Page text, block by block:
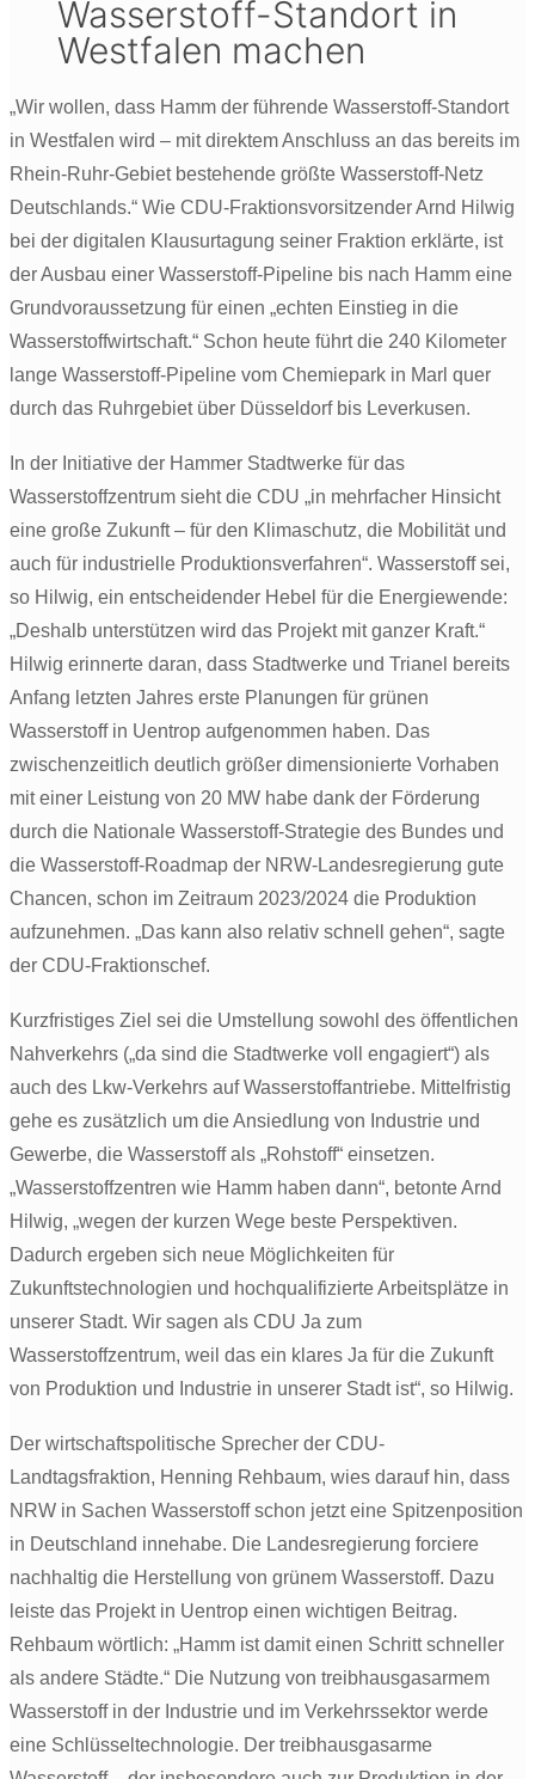
Wasserstoff-Standort in
Westfalen machen
„Wir wollen, dass Hamm der führende Wasserstoff-Standort
in Westfalen wird – mit direktem Anschluss an das bereits im
Rhein-Ruhr-Gebiet bestehende größte Wasserstoff-Netz
Deutschlands.“ Wie CDU-Fraktionsvorsitzender Arnd Hilwig
bei der digitalen Klausurtagung seiner Fraktion erklärte, ist
der Ausbau einer Wasserstoff-Pipeline bis nach Hamm eine
Grundvoraussetzung für einen „echten Einstieg in die
Wasserstoffwirtschaft.“ Schon heute führt die 240 Kilometer
lange Wasserstoff-Pipeline vom Chemiepark in Marl quer
durch das Ruhrgebiet über Düsseldorf bis Leverkusen.
In der Initiative der Hammer Stadtwerke für das
Wasserstoffzentrum sieht die CDU „in mehrfacher Hinsicht
eine große Zukunft – für den Klimaschutz, die Mobilität und
auch für industrielle Produktionsverfahren“. Wasserstoff sei,
so Hilwig, ein entscheidender Hebel für die Energiewende:
„Deshalb unterstützen wird das Projekt mit ganzer Kraft.“
Hilwig erinnerte daran, dass Stadtwerke und Trianel bereits
Anfang letzten Jahres erste Planungen für grünen
Wasserstoff in Uentrop aufgenommen haben. Das
zwischenzeitlich deutlich größer dimensionierte Vorhaben
mit einer Leistung von 20 MW habe dank der Förderung
durch die Nationale Wasserstoff-Strategie des Bundes und
die Wasserstoff-Roadmap der NRW-Landesregierung gute
Chancen, schon im Zeitraum 2023/2024 die Produktion
aufzunehmen. „Das kann also relativ schnell gehen“, sagte
der CDU-Fraktionschef.
Kurzfristiges Ziel sei die Umstellung sowohl des öffentlichen
Nahverkehrs („da sind die Stadtwerke voll engagiert“) als
auch des Lkw-Verkehrs auf Wasserstoffantriebe. Mittelfristig
gehe es zusätzlich um die Ansiedlung von Industrie und
Gewerbe, die Wasserstoff als „Rohstoff“ einsetzen.
„Wasserstoffzentren wie Hamm haben dann“, betonte Arnd
Hilwig, „wegen der kurzen Wege beste Perspektiven.
Dadurch ergeben sich neue Möglichkeiten für
Zukunftstechnologien und hochqualifizierte Arbeitsplätze in
unserer Stadt. Wir sagen als CDU Ja zum
Wasserstoffzentrum, weil das ein klares Ja für die Zukunft
von Produktion und Industrie in unserer Stadt ist“, so Hilwig.
Der wirtschaftspolitische Sprecher der CDU-
Landtagsfraktion, Henning Rehbaum, wies darauf hin, dass
NRW in Sachen Wasserstoff schon jetzt eine Spitzenposition
in Deutschland innehabe. Die Landesregierung forciere
nachhaltig die Herstellung von grünem Wasserstoff. Dazu
leiste das Projekt in Uentrop einen wichtigen Beitrag.
Rehbaum wörtlich: „Hamm ist damit einen Schritt schneller
als andere Städte.“ Die Nutzung von treibhausgasarmem
Wasserstoff in der Industrie und im Verkehrssektor werde
eine Schlüsseltechnologie. Der treibhausgasarme